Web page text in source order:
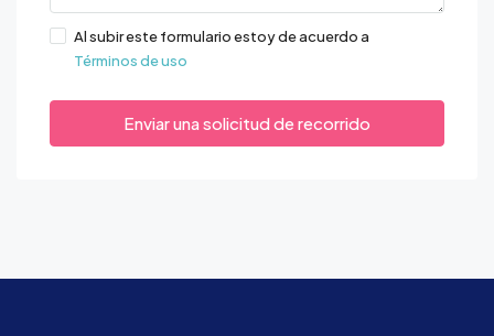
Al subir este formulario estoy de acuerdo a
Términos de uso
Enviar una solicitud de recorrido